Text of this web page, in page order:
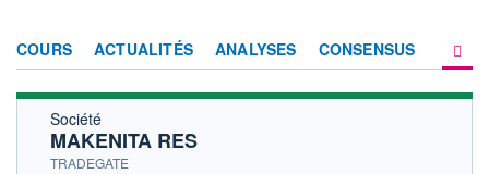
COURS ACTUALITÉS ANALYSES CONSENSUS
Société
MAKENITA RES
TRADEGATE